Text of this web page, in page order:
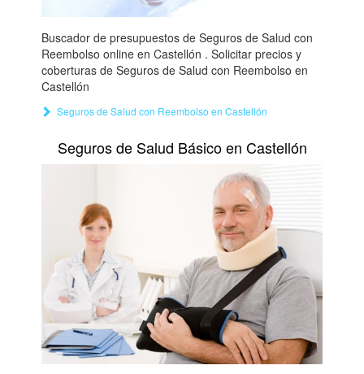
Buscador de presupuestos de Seguros de Salud con
Reembolso online en Castellón . Solicitar precios y
coberturas de Seguros de Salud con Reembolso en
Castellón
Seguros de Salud con Reembolso en Castellón
Seguros de Salud Básico en Castellón